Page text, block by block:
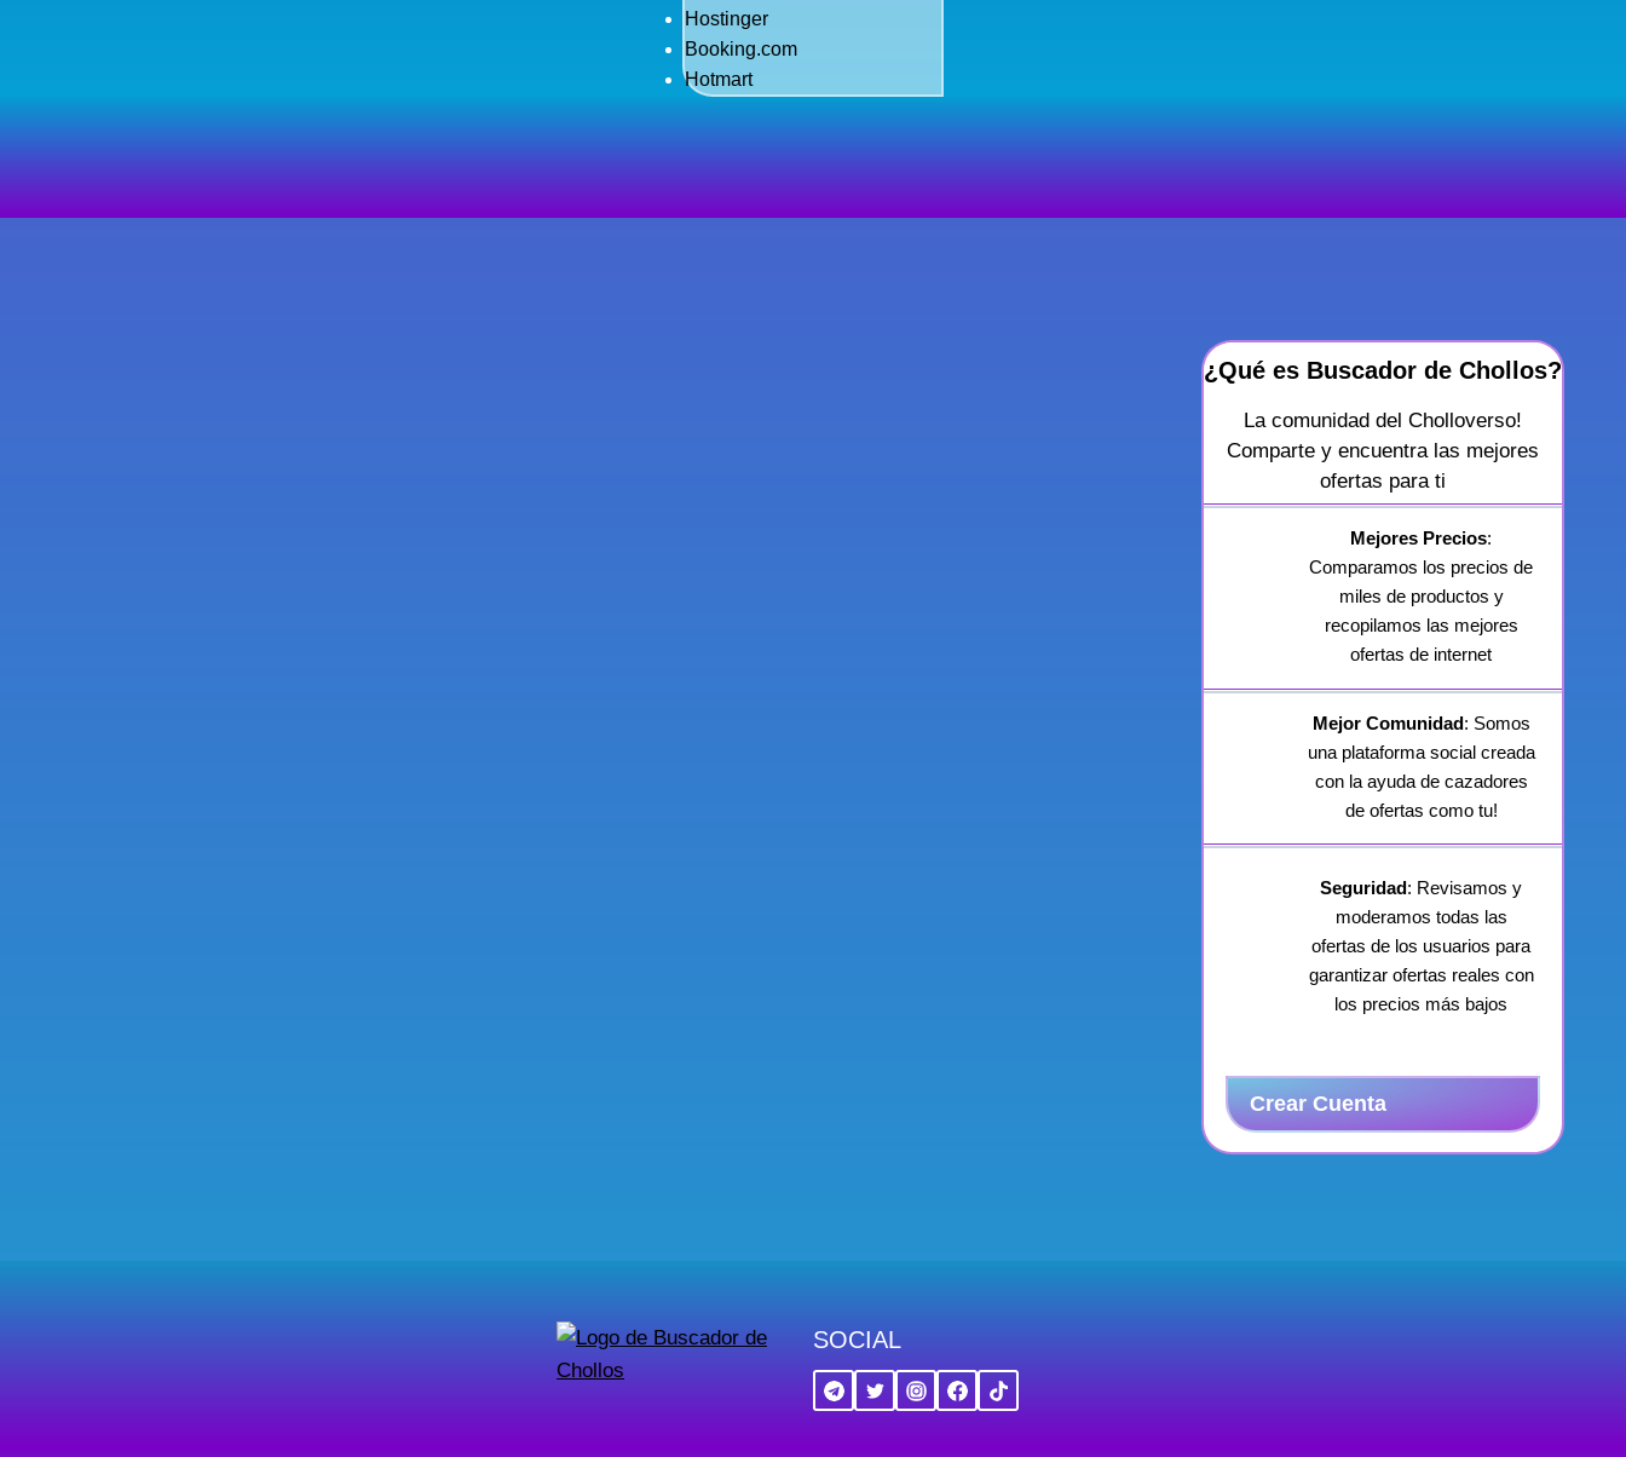
Hostinger
Booking.com
Hotmart
¿Qué es Buscador de Chollos?
La comunidad del Cholloverso!
Comparte y encuentra las mejores
ofertas para ti
Mejores Precios:
Comparamos los precios de
miles de productos y
recopilamos las mejores
ofertas de internet
Mejor Comunidad: Somos
una plataforma social creada
con la ayuda de cazadores
de ofertas como tu!
Seguridad: Revisamos y
moderamos todas las
ofertas de los usuarios para
garantizar ofertas reales con
los precios más bajos
Crear Cuenta
SOCIAL